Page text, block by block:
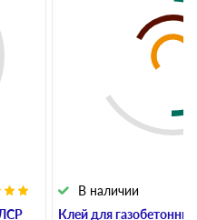
Клей для
В наличии